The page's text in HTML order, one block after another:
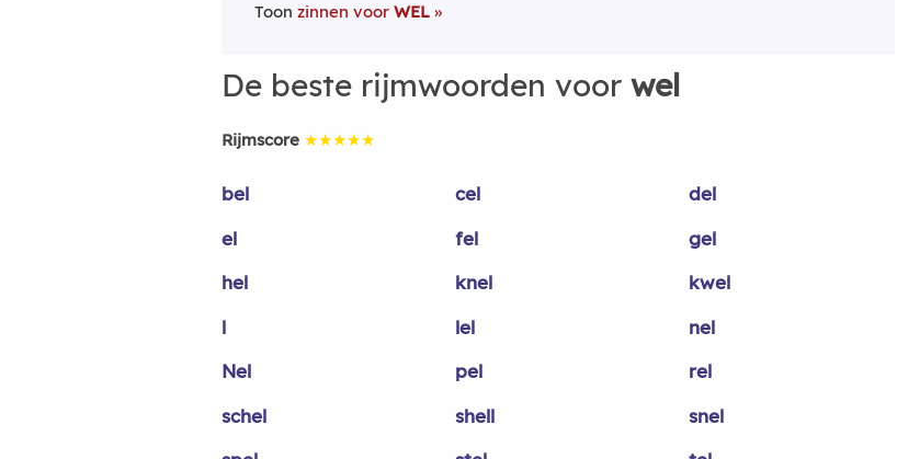
Toon zinnen voor WEL
De beste rijmwoorden voor wel
Rijmscore ★★★★★
bel cel
del
el
fel
gel
hel
knel
kwel
l
lel
nel
Nel
pel
rel
schel
shell
snel